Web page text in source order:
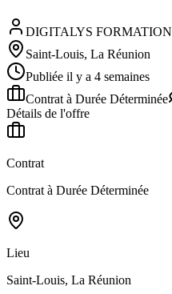
DIGITALYS FORMATION
Saint-Louis, La Réunion
Publiée il y a 4 semaines
Contrat à Durée Déterminée
Détails de l'offre
Contrat
Contrat à Durée Déterminée
Lieu
Saint-Louis, La Réunion